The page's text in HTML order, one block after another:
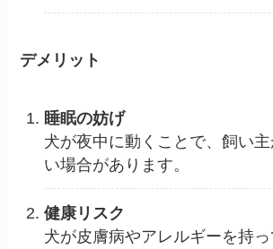
デメリット
睡眠の妨げ
犬が夜中に動くことで、飼い
い場合があります。
健康リスク
犬が皮膚病やアレルギーを持っ